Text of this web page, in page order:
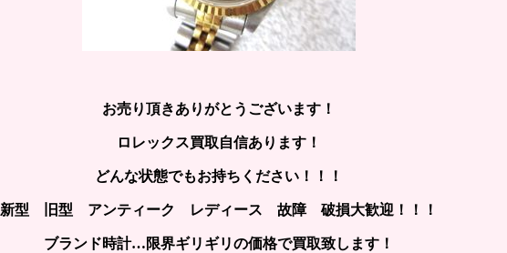
お売り頂きありがとうございます！
ロレックス買取自信あります！
どんな状態でもお持ちください！！！
新型 旧型 アンティーク レディース 故障 破損大歓迎！！！
ブランド時計…限界ギリギリの価格で買取致します！